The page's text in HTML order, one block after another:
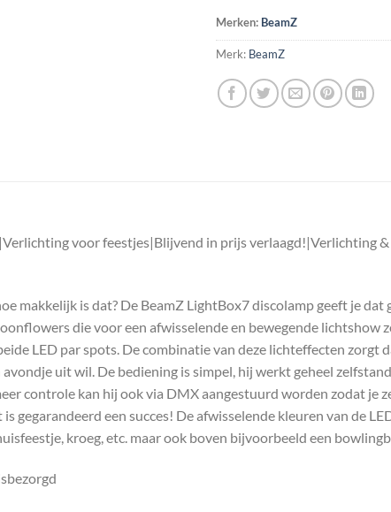
Merken: BeamZ
Merk: BeamZ
voor feestjes|Blijvend in prijs verlaagd!|Verlichting &
makkelijk is dat? De BeamZ LightBox7 discolamp geeft je
die voor een afwisselende en bewegende lichtshow
LED par spots. De combinatie van deze lichteffecten zorgt
uit wil. De bediening is simpel, hij werkt geheel
controle kan hij ook via DMX aangestuurd worden zodat je
gegarandeerd een succes! De afwisselende kleuren van de
kroeg, etc. maar ook boven bijvoorbeeld een